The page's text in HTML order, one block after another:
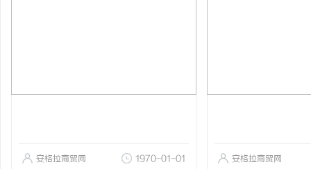
安格拉商贸网 1970-01-01 安格拉商贸网